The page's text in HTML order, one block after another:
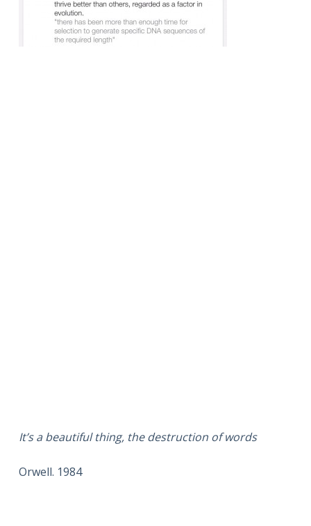
It’s a beautiful thing, the destruction of words
Orwell. 1984